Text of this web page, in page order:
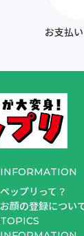
お支払
INFORMATION
ペップリって？
お顔の登録につい
TOPICS